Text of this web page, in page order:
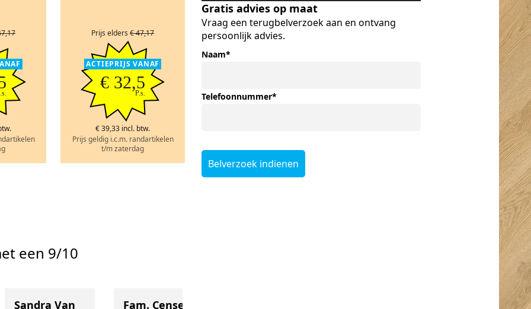
Prijs elders€ 47,17
ACTIEPRIJS VANAF
€ 32,5
P.s.
€ 39,33 incl. btw.
Prijs geldig i.c.m. randartikelen
t/m zaterdag
een 9/10
Sandra Van Fam. Cense Rob Koppers
Gratis advies op maat
Vraag een terugbelverzoek aan en ontvang
persoonlijk advies.
Naam*
Telefoonnummer*
Belverzoek indienen